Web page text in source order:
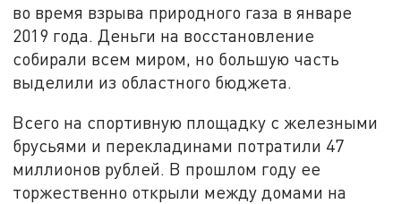
во время взрыва природного газа в январе
2019 года. Деньги на восстановление
собирали всем миром, но большую часть
выделили из областного бюджета.
Всего на спортивную площадку с железными
брусьями и перекладинами потратили 47
миллионов рублей. В прошлом году ее
торжественно открыли между домами на